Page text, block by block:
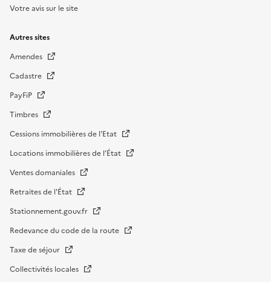
Votre avis sur le site
Autres sites
Amendes
Cadastre
PayFiP
Timbres
Cessions immobilières de l'Etat
Locations immobilières de l’État
Ventes domaniales
Retraites de l'État
Stationnement.gouv.fr
Redevance du code de la route
Taxe de séjour
Collectivités locales